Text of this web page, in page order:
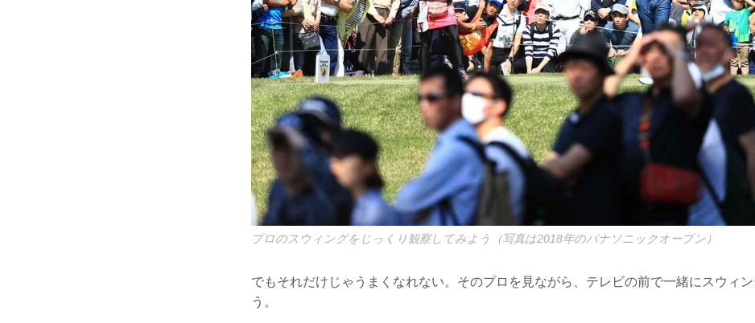
プロのスウィングをじっくり観察してみよう（写真は2018年のパナソニックオープン）
でもそれだけじゃうまくなれない。そのプロを見ながら、テレビの前で一緒にスウィン
う。